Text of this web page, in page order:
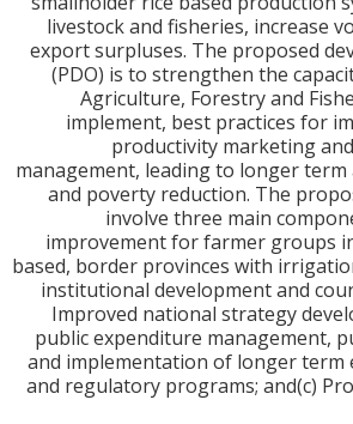
livestock and fisheries,
export surpluses. The
(PDO) is to strengthen
Agriculture, Forestry
implement, best
productivity
management, leading to
and poverty reduction.
involve three main
improvement for farmer
based, border provinces with
institutional development
Improved national
public expenditure
and implementation of
and regulatory programs;